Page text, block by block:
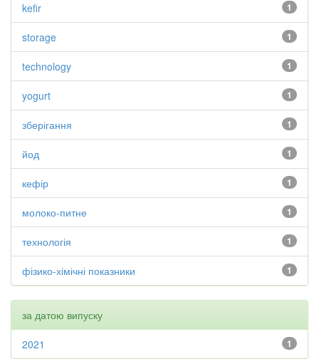
1
kefir
1
storage
1
technology
1
yogurt
1
зберігання
1
йод
1
кефір
1
молоко-питне
1
технологія
1
фізико-хімічні показники
за датою випуску
1
2021